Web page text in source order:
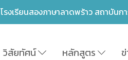
โรงเรียนสองภาษาลาดพร้าว สถาบัน
วิสัยทัศน์ หลักสูตร